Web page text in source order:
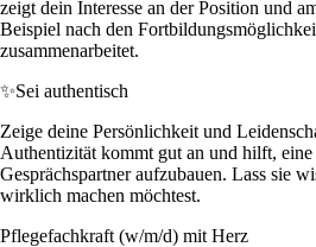
zeigt dein Interesse an der Position und
Beispiel nach den
zusammenarbeitet.
✨Sei authentisch
Zeige deine Persönlichkeit und
Authentizität kommt gut an und hilft,
Gesprächspartner aufzubauen. Lass sie
wirklich machen möchtest.
Pflegefachkraft (w/m/d) mit Herz